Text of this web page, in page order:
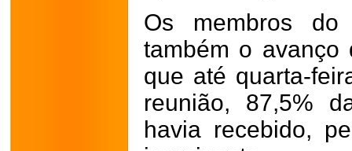
Os membros do
também o avanço
que até quarta-
reunião, 87,5%
havia recebido,